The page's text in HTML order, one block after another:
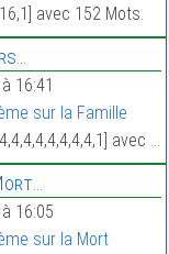
avec 152 Mots.
16:41
sur la Famille
avec 282 Mots.
16:05
sur la Mort